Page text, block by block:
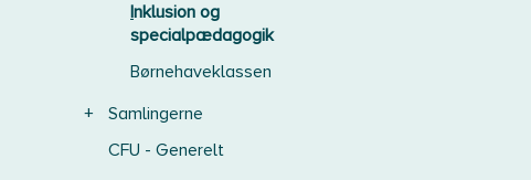
Inklusion og
specialpædagogik
Børnehaveklassen
+
Samlingerne
CFU - Generelt